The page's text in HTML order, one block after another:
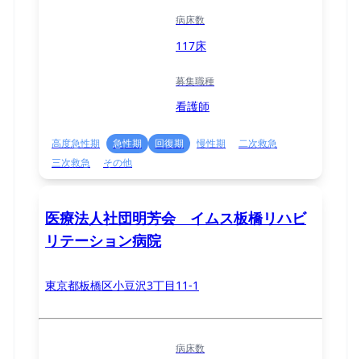
病床数
117床
募集職種
看護師
高度急性期 急性期 回復期 慢性期
二次救急
三次救急
その他
医療法人社団明芳会 イムス板橋リハビ
リテーション病院
東京都板橋区小豆沢3丁目11-1
病床数